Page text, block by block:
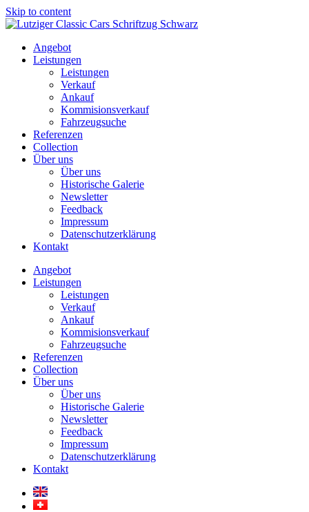
Skip to content
Angebot
Leistungen
Leistungen
Verkauf
Ankauf
Kommisionsverkauf
Fahrzeugsuche
Referenzen
Collection
Über uns
Über uns
Historische Galerie
Newsletter
Feedback
Impressum
Datenschutzerklärung
Kontakt
Angebot
Leistungen
Leistungen
Verkauf
Ankauf
Kommisionsverkauf
Fahrzeugsuche
Referenzen
Collection
Über uns
Über uns
Historische Galerie
Newsletter
Feedback
Impressum
Datenschutzerklärung
Kontakt